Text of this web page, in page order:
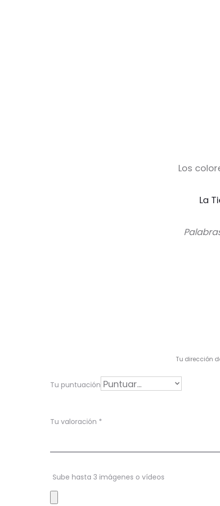
Los
La
r
c
n
e
Tu dirección
Tu puntuación
Tu valoración *
Sube hasta 3 imágenes o vídeos